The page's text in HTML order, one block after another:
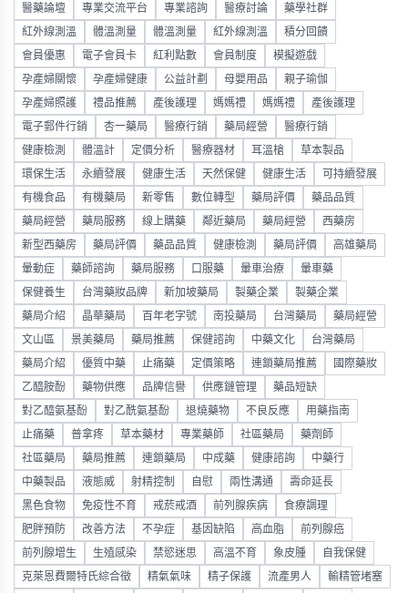
醫藥論壇 專業交流平台 專業諮詢 醫療討論 藥學社群
紅外線測溫 體溫測量 體溫測量 紅外線測溫 積分回饋
會員優惠 電子會員卡 紅利點數 會員制度 模擬遊戲
孕產婦關懷 孕產婦健康 公益計劃 母嬰用品 親子瑜伽
孕產婦照護 禮品推薦 產後護理 媽媽禮 媽媽禮 產後護理
電子郵件行銷 杏一藥局 醫療行銷 藥局經營 醫療行銷
健康檢測 體溫計 定價分析 醫療器材 耳溫槍 草本製品
環保生活 永續發展 健康生活 天然保健 健康生活 可持續發展
有機食品 有機藥局 新零售 數位轉型 藥局評價 藥品品質
藥局經營 藥局服務 線上購藥 鄰近藥局 藥局經營 西藥房
新型西藥房 藥局評價 藥品品質 健康檢測 藥局評價 高雄藥局
暈動症 藥師諮詢 藥局服務 口服藥 暈車治療 暈車藥
保健養生 台灣藥妝品牌 新加坡藥局 製藥企業 製藥企業
藥局介紹 晶華藥局 百年老字號 南投藥局 台灣藥局 藥局經營
文山區 景美藥局 藥局推薦 保健諮詢 中藥文化 台灣藥局
藥局介紹 優質中藥 止痛藥 定價策略 連鎖藥局推薦 國際藥妝
乙醯胺酚 藥物供應 品牌信譽 供應鏈管理 藥品短缺
對乙醯氨基酚 對乙酰氨基酚 退燒藥物 不良反應 用藥指南
止痛藥 普拿疼 草本藥材 專業藥師 社區藥局 藥劑師
社區藥局 藥局推薦 連鎖藥局 中成藥 健康諮詢 中藥行
中藥製品 液態威 射精控制 自慰 兩性溝通 壽命延長
黑色食物 免疫性不育 戒菸戒酒 前列腺疾病 食療調理
肥胖預防 改善方法 不孕症 基因缺陷 高血脂 前列腺癌
前列腺增生 生殖感染 禁慾迷思 高溫不育 象皮腫 自我保健
克萊恩費爾特氏綜合徵 精氣氣味 精子保護 流產男人 輸精管堵塞